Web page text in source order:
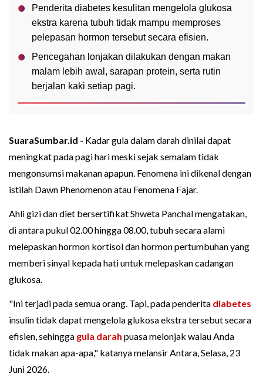
Penderita diabetes kesulitan mengelola glukosa
ekstra karena tubuh tidak mampu memproses
pelepasan hormon tersebut secara efisien.
Pencegahan lonjakan dilakukan dengan makan
malam lebih awal, sarapan protein, serta rutin
berjalan kaki setiap pagi.
SuaraSumbar.id - Kadar gula dalam darah dinilai dapat
meningkat pada pagi hari meski sejak semalam tidak
mengonsumsi makanan apapun. Fenomena ini dikenal dengan
istilah Dawn Phenomenon atau Fenomena Fajar.
Ahli gizi dan diet bersertifikat Shweta Panchal mengatakan,
di antara pukul 02.00 hingga 08.00, tubuh secara alami
melepaskan hormon kortisol dan hormon pertumbuhan yang
memberi sinyal kepada hati untuk melepaskan cadangan
glukosa.
"Ini terjadi pada semua orang. Tapi, pada penderita diabetes
insulin tidak dapat mengelola glukosa ekstra tersebut secara
efisien, sehingga gula darah puasa melonjak walau Anda
tidak makan apa-apa," katanya melansir Antara, Selasa, 23
Juni 2026.